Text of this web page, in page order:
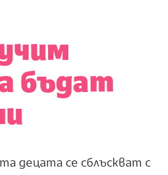
бъдат
децата се сблъскват с